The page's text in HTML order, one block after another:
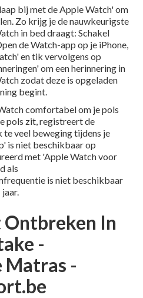
bij met de Apple Watch' om
Zo krijg je de nauwkeurigste
in bed draagt: Schakel
de Watch-app op je iPhone,
en tik vervolgens op
om een herinnering in
zodat deze is opgeladen
begint.
comfortabel om je pols
pols zit, registreert de
veel beweging tijdens je
is niet beschikbaar op
met 'Apple Watch voor
als
is niet beschikbaar
In
-
Matras -